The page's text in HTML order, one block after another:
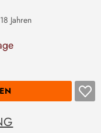
Jahren